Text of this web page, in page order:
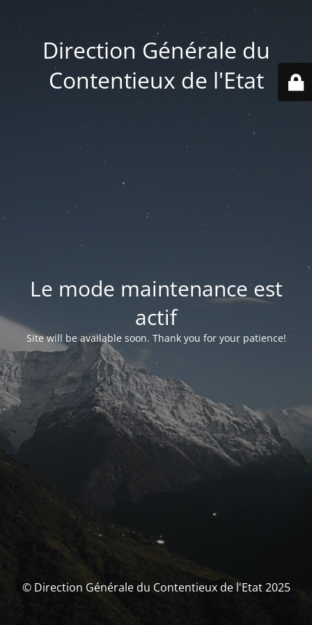
Direction Générale du
Contentieux de l'Etat
Le mode maintenance est
actif
Site will be available soon. Thank you for your patience!
© Direction Générale du Contentieux de l'Etat 2025